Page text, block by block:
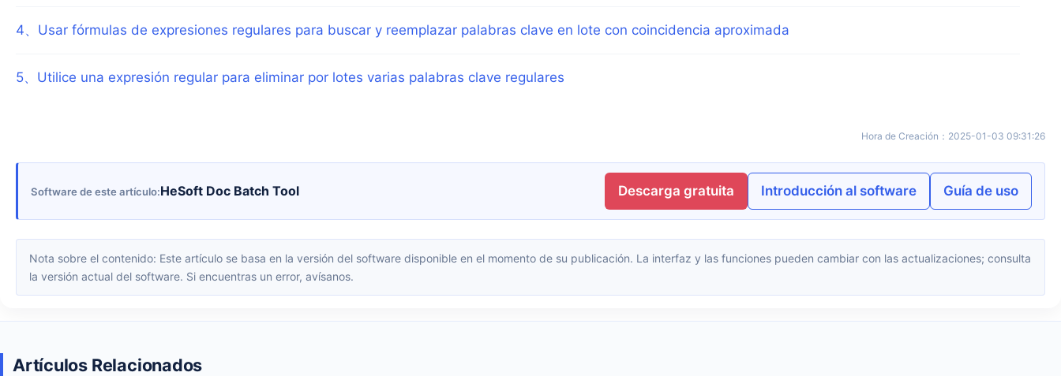
4、 Usar fórmulas de expresiones regulares para buscar y reemplazar palabras clave en lote con coincidencia aproximada
5、 Utilice una expresión regular para eliminar por lotes varias palabras clave regulares
Hora de Creación ： 2025-01-03 09:31:26
Software de este artículo HeSoft Doc Batch Tool Descarga gratuita Introducción al software Guía de uso
Nota sobre el contenido: Este artículo se basa en la versión del software disponible en el momento de su publicación. La interfaz y las funciones pueden cambiar con las actualizaciones; consulta
la versión actual del software. Si encuentras un error, avísanos.
Artículos Relacionados